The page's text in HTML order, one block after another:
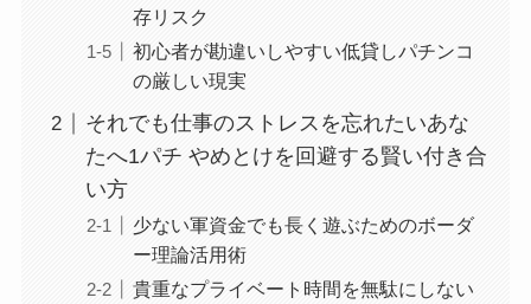
存リスク
初心者が勘違いしやすい低貸しパチンコ
の厳しい現実
それでも仕事のストレスを忘れたいあな
たへ1パチ やめとけを回避する賢い付き合
い方
少ない軍資金でも長く遊ぶためのボーダ
ー理論活用術
貴重なプライベート時間を無駄にしない